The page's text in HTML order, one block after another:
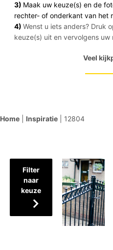
3) Maak uw keuze(s) en de
rechter- of onderkant van het
4) Wenst u iets anders? Druk
keuze(s) uit en vervolgens uw
Veel
Home Inspiratie 12804
Filter
naar
keuze